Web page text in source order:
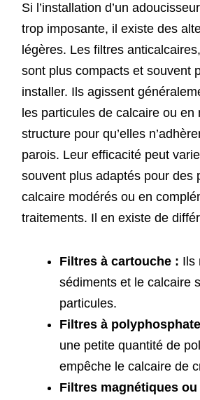
Si l’installation d’un
trop imposante, il existe des
légères. Les filtres
sont plus compacts et souvent
installer. Ils agissent
les particules de calcaire ou en
structure pour qu’elles
parois. Leur efficacité peut
souvent plus adaptés pour des
calcaire modérés ou en
traitements. Il en existe de
Filtres à cartouche : Ils
sédiments et le calcaire
particules.
Filtres à
une petite quantité de
empêche le calcaire de
Filtres magnétiques